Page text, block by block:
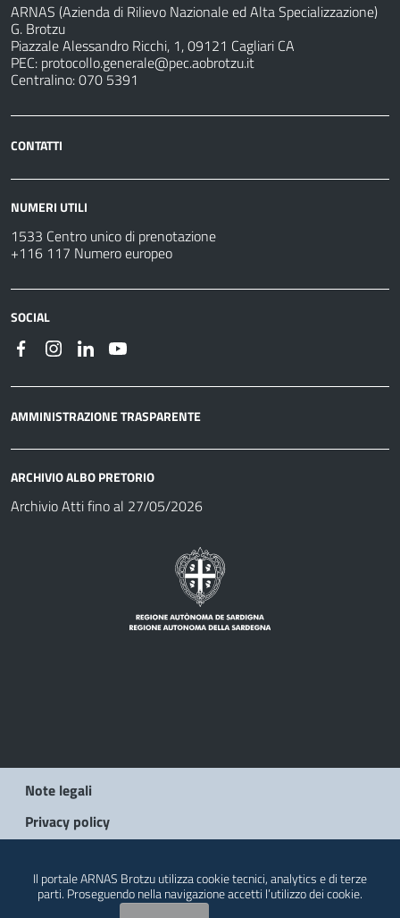
ARNAS (Azienda di Rilievo Nazionale ed Alta Specializzazione)
G. Brotzu
Piazzale Alessandro Ricchi, 1, 09121 Cagliari CA
PEC: protocollo.generale@pec.aobrotzu.it
Centralino: 070 5391
CONTATTI
NUMERI UTILI
1533 Centro unico di prenotazione
+116 117 Numero europeo
SOCIAL
AMMINISTRAZIONE TRASPARENTE
ARCHIVIO ALBO PRETORIO
Archivio Atti fino al 27/05/2026
Note legali
Privacy policy
Il portale ARNAS Brotzu utilizza cookie tecnici, analytics e di terze
parti. Proseguendo nella navigazione accetti l’utilizzo dei cookie.